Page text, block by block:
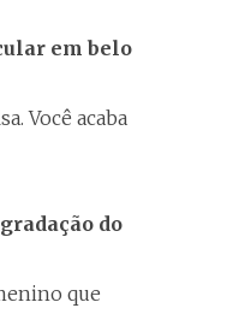
em belo
Você acaba
do
que